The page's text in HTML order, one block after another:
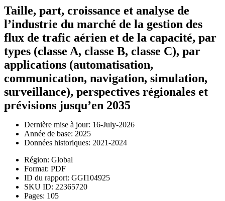
Taille, part, croissance et analyse de
l’industrie du marché de la gestion des
flux de trafic aérien et de la capacité, par
types (classe A, classe B, classe C), par
applications (automatisation,
communication, navigation, simulation,
surveillance), perspectives régionales et
prévisions jusqu’en 2035
Dernière mise à jour: 16-July-2026
Année de base: 2025
Données historiques: 2021-2024
Région: Global
Format: PDF
ID du rapport: GGI104925
SKU ID: 22365720
Pages: 105